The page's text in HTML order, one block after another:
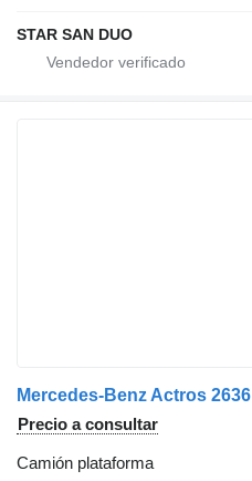
STAR SAN DUO
Mercedes-Benz Actros 2636
Precio a consultar
Camión plataforma